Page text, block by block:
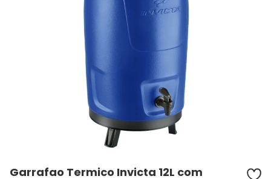
Garrafao Termico Invicta 12L com